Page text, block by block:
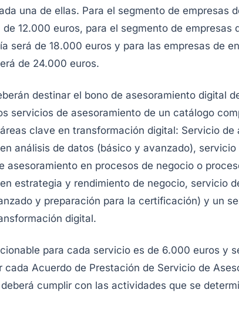
una de ellas. Para el segmento de empresas
12.000 euros, para el segmento de empresas
será de 18.000 euros y para las empresas de
de 24.000 euros.
destinar el bono de asesoramiento digital
servicios de asesoramiento de un catálogo
clave en transformación digital: Servicio de
análisis de datos (básico y avanzado),
asesoramiento en procesos de negocio o
estrategia y rendimiento de negocio, servicio
y preparación para la certificación) y un
digital.
para cada servicio es de 6.000 euros y
cada Acuerdo de Prestación de Servicio de
cumplir con las actividades que se